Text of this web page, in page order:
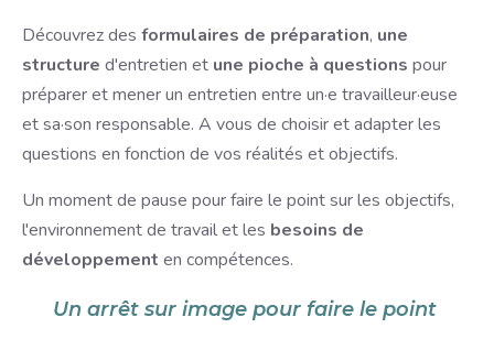
Découvrez des formulaires de préparation, une
structure d'entretien et une pioche à questions pour
préparer et mener un entretien entre un·e travailleur·euse
et sa·son responsable. A vous de choisir et adapter les
questions en fonction de vos réalités et objectifs.
Un moment de pause pour faire le point sur les objectifs,
l'environnement de travail et les besoins de
développement en compétences.
Un arrêt sur image pour faire le point